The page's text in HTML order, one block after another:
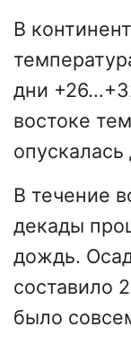
В
дни
востоке
опускалась
В течение
декады
дождь.
составило
было